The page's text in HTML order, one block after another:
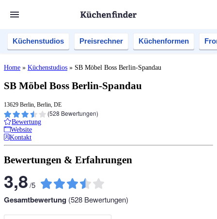
Küchenstudios Preisrechner Küchenformen
Home » Küchenstudios » SB Möbel Boss Berlin-Spandau
SB Möbel Boss Berlin-Spandau
13629 Berlin, Berlin, DE
(528 Bewertungen)
Bewertung
Website
Kontakt
Bewertungen & Erfahrungen
3,8/5
Gesamtbewertung (528 Bewertungen)